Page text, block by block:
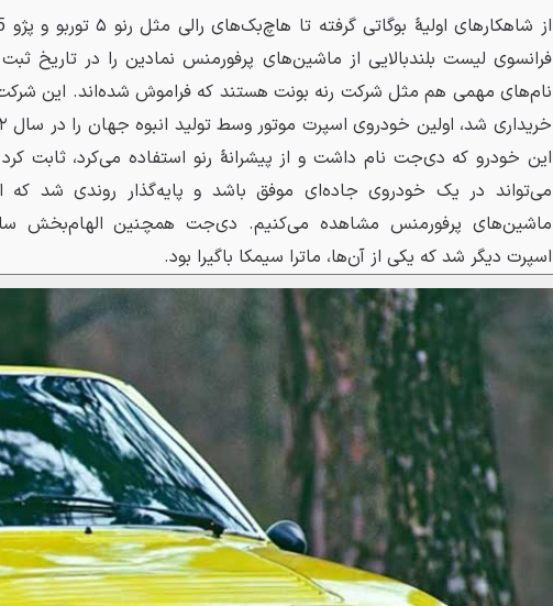
فرانسوی لیست بلندبالایی از ماشین‌های پرفورمنس نمادین را در تاریخ ثبت
نام‌های مهمی هم مثل شرکت رنه بونت هستند که فراموش شده‌اند. این
این خودرو که دی‌جت نام داشت و از پیشرانهٔ رنو استفاده می‌کرد، ثابت
می‌تواند در یک خودروی جاده‌ای موفق باشد و پایه‌گذار روندی شد که
ماشین‌های پرفورمنس مشاهده می‌کنیم. دی‌جت همچنین الهام‌بخش
اسپرت دیگر شد که یکی از آن‌ها، ماترا سیمکا باگیرا بود.